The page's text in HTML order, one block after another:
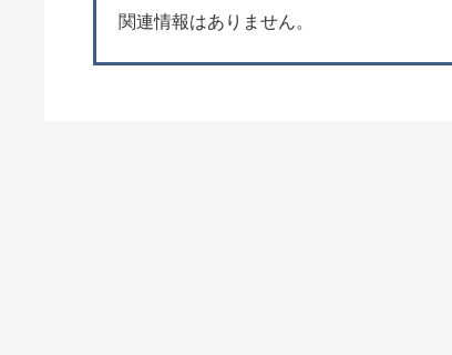
関連情報はありません。